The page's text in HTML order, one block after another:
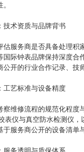
技术资质与品牌背书
估服务商是否具备处理积
国际钟表品牌保持深度合
公开的行业合作记录、技
工艺标准与设备精度
察维修流程的规范化程度
表仪与真空防水检测仪
于服务商公开的设备清单